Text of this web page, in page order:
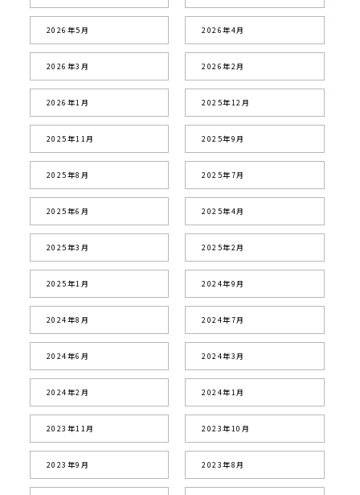
2026年5月 2026年4月
2026年3月 2026年2月
2026年1月 2025年12月
2025年11月 2025年9月
2025年8月 2025年7月
2025年6月 2025年4月
2025年3月 2025年2月
2025年1月 2024年9月
2024年8月 2024年7月
2024年6月 2024年3月
2024年2月 2024年1月
2023年11月 2023年10月
2023年9月 2023年8月